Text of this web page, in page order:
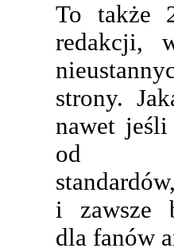
To także
redakcji,
strony.
nawet
od
i zawsze
dla fanów